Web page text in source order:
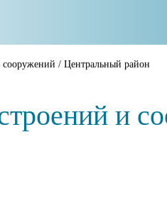
/ Центральный район
и